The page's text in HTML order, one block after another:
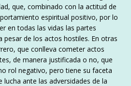
que, combinado con la actitud de
espiritual positivo, por lo
en todas las vidas las partes
pesar de los actos hostiles. En otras
que conlleva cometer actos
de manera justificada o no, que
rol negativo, pero tiene su faceta
lucha ante las adversidades de la